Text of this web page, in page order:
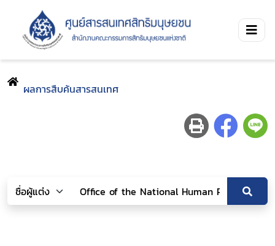
ผลการสืบค้นสารสนเทศ